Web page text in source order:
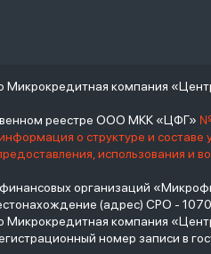
Микрокредитная компания
реестре ООО МКК «ЦФГ» №
о структуре и
использования и
организаций
(адрес) СРО -
Микрокредитная компания
номер записи в